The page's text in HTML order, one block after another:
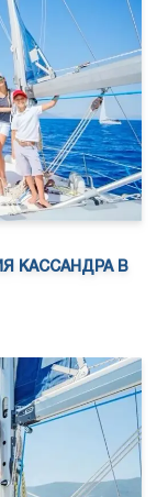
КАССАНДРА В